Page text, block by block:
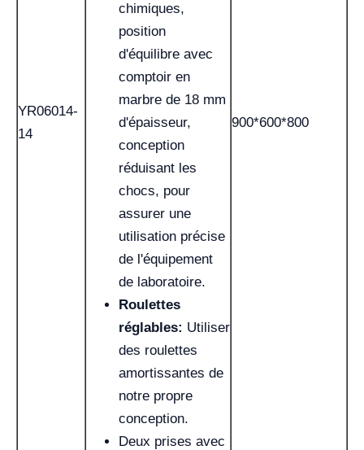
YR06014-
14
chimiques,
position
d'équilibre avec
comptoir en
marbre de 18 mm
d'épaisseur,
conception
réduisant les
chocs, pour
assurer une
utilisation précise
de l'équipement
de laboratoire.
Roulettes
réglables: Utiliser
des roulettes
amortissantes de
notre propre
conception.
Deux prises avec
900*600*800